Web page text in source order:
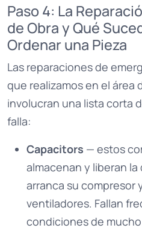
Paso 4: La
de Obra y Qué
Ordenar una Pieza
Las reparaciones de
que realizamos en el área
involucran una lista corta
falla:
Capacitors — estos
almacenan y liberan
arranca su compresor
ventiladores. Fallan
condiciones de